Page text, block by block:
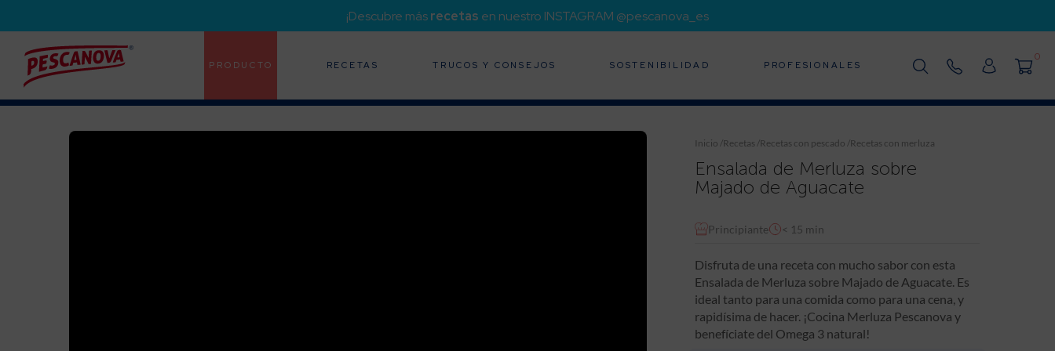
¡Descubre másrecetas en nuestro INSTAGRAM @pescanova_es
PRODUCTO RECETAS TRUCOS Y CONSEJOS SOSTENIBILIDAD PROFESIONALES
0
Inicio/Recetas/Recetas con pescado/Recetas con merluza
Ensalada de Merluza sobre
Majado de Aguacate
Principiante < 15 min
Disfruta de una receta con mucho sabor con esta
Ensalada de Merluza sobre Majado de Aguacate. Es
ideal tanto para una comida como para una cena, y
rapidísima de hacer. ¡Cocina Merluza Pescanova y
benefíciate del Omega 3 natural!